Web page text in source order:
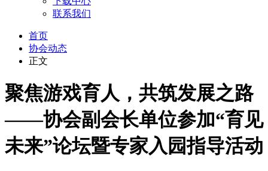
联系我们
首页
协会动态
正文
聚焦游戏育人，共筑发展之路
——协会副会长单位参加“育见
未来”论坛暨专家入园指导活动